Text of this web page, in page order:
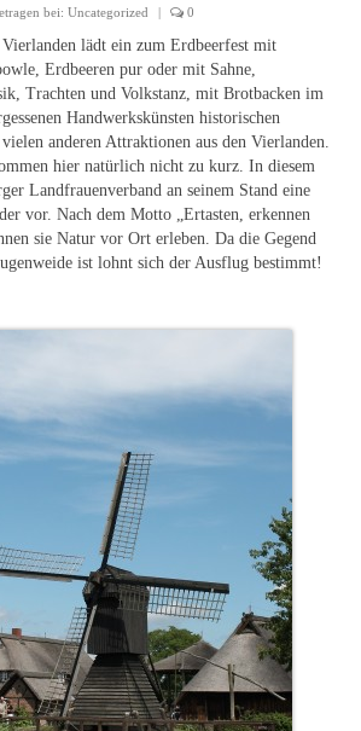
bei: Uncategorized 0
lädt ein zum Erdbeerfest mit
Erdbeeren pur oder mit Sahne,
Trachten und Volkstanz, mit Brotbacken im
Handwerkskünsten historischen
anderen Attraktionen aus den Vierlanden.
hier natürlich nicht zu kurz. In diesem
Landfrauenverband an seinem Stand eine
vor. Nach dem Motto „Ertasten, erkennen
sie Natur vor Ort erleben. Da die Gegend
ist lohnt sich der Ausflug bestimmt!